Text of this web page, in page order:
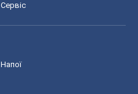
Сервіс
Напої